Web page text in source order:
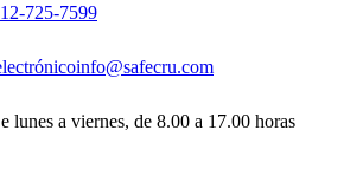
725-7599
info@safecru.com
lunes a viernes, de 8.00 a 17.00 horas